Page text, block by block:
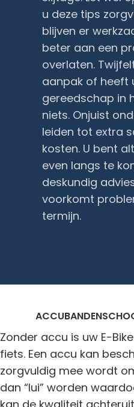
u deze tips
blijven er
beter aan een
overlaten.
aanpak of heeft
gereedschap in
niets. Onjuist
leiden tot extra
kosten. U bent
even langs te
deskundig
voorkomt
termijn.
ACCUBANDEN
Zonder accu is uw E-
fiets. Een accu kan
zorgvuldig mee wordt
dan “lui” worden